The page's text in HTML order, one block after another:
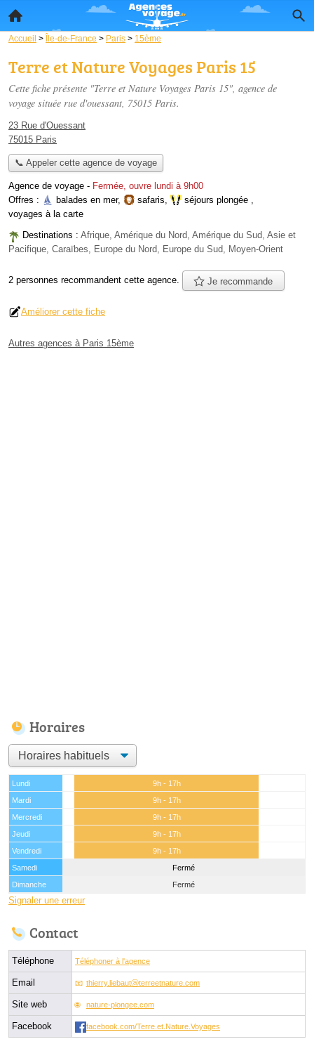
Accueil > Île-de-France > Paris > 15ème
Terre et Nature Voyages Paris 15
Cette fiche présente "Terre et Nature Voyages Paris 15", agence de
voyage située rue d'ouessant, 75015 Paris.
23 Rue d'Ouessant
75015 Paris
📞 Appeler cette agence de voyage
Agence de voyage - Fermée, ouvre lundi à 9h00
Offres :
balades en mer, safaris, séjours plongée ,
voyages à la carte
Destinations : Afrique, Amérique du Nord, Amérique du Sud, Asie et
Pacifique, Caraïbes, Europe du Nord, Europe du Sud, Moyen-Orient
2 personnes recommandent cette agence. Je recommande
Améliorer cette fiche
Autres agences à Paris 15ème
Horaires
Lundi
9h - 17h
Mardi
9h - 17h
Mercredi
9h - 17h
Jeudi
9h - 17h
Vendredi
9h - 17h
Samedi
Fermé
Dimanche
Fermé
Signaler une erreur
Contact
Téléphone Téléphoner à l'agence
Email thierry.liebautⓐterreetnature.com
Site web nature-plongee.com
Facebook facebook.com/Terre.et.Nature.Voyages